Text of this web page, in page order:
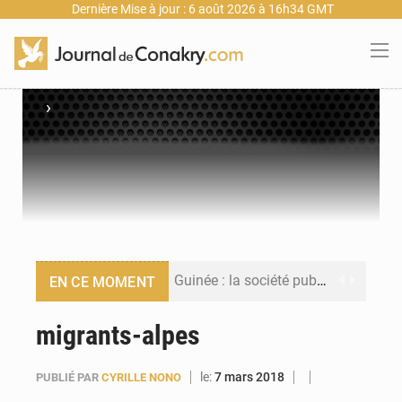
Dernière Mise à jour : 6 août 2026 à 16h34 GMT
›
EN CE MOMENT Guinée : la société publique Nimba Mining Company signe sa première convention minière
migrants-alpes
PUBLIÉ PAR CYRILLE NONO le:7 mars 2018